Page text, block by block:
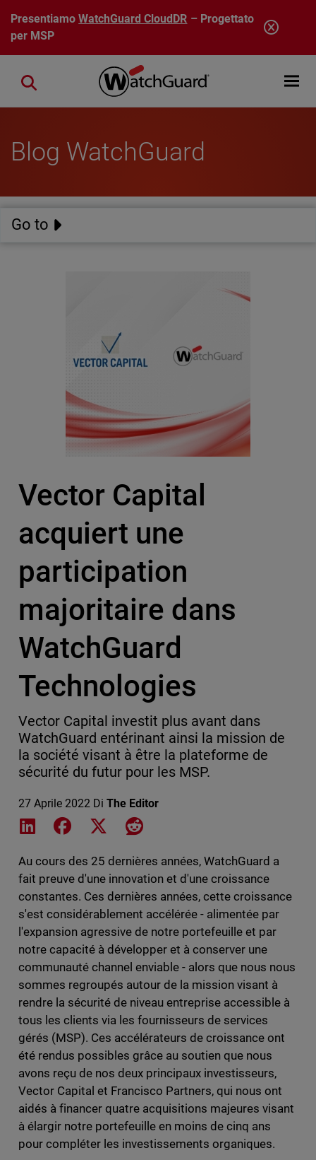
Salta al contenuto principale
PresentiamoWatchGuard CloudDR – Progettato
per MSP
Open
Close search
Blog WatchGuard
Go to
Vector Capital
acquiert une
participation
majoritaire dans
WatchGuard
Technologies
Vector Capital investit plus avant dans
WatchGuard entérinant ainsi la mission de
la société visant à être la plateforme de
sécurité du futur pour les MSP.
27 Aprile 2022 Di The Editor
Share on LinkedIn
Share on Facebook
Share on XShare on Reddit
Au cours des 25 dernières années, WatchGuard a
fait preuve d'une innovation et d'une croissance
constantes. Ces dernières années, cette croissance
s'est considérablement accélérée - alimentée par
l'expansion agressive de notre portefeuille et par
notre capacité à développer et à conserver une
communauté channel enviable - alors que nous nous
sommes regroupés autour de la mission visant à
rendre la sécurité de niveau entreprise accessible à
tous les clients via les fournisseurs de services
gérés (MSP). Ces accélérateurs de croissance ont
été rendus possibles grâce au soutien que nous
avons reçu de nos deux principaux investisseurs,
Vector Capital et Francisco Partners, qui nous ont
aidés à financer quatre acquisitions majeures visant
à élargir notre portefeuille en moins de cinq ans
pour compléter les investissements organiques.